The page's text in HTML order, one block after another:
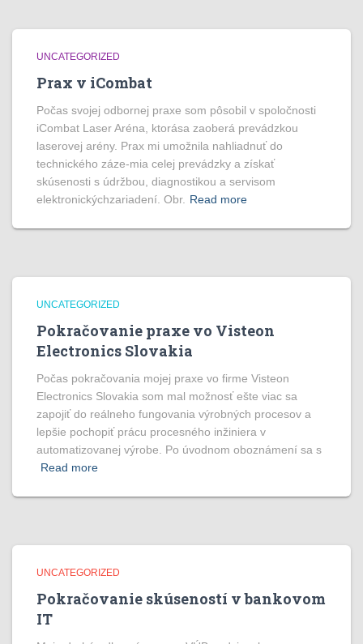
UNCATEGORIZED
Prax v iCombat
Počas svojej odbornej praxe som pôsobil v spoločnosti
iCombat Laser Aréna, ktorása zaoberá prevádzkou
laserovej arény. Prax mi umožnila nahliadnuť do
technického záze-mia celej prevádzky a získať
skúsenosti s údržbou, diagnostikou a servisom
elektronickýchzariadení. Obr. Read more
UNCATEGORIZED
Pokračovanie praxe vo Visteon
Electronics Slovakia
Počas pokračovania mojej praxe vo firme Visteon
Electronics Slovakia som mal možnosť ešte viac sa
zapojiť do reálneho fungovania výrobných procesov a
lepšie pochopiť prácu procesného inžiniera v
automatizovanej výrobe. Po úvodnom oboznámení sa s
Read more
UNCATEGORIZED
Pokračovanie skúseností v bankovom
IT